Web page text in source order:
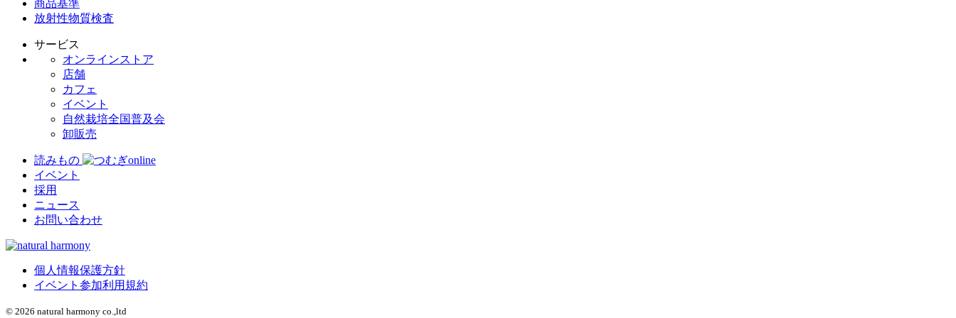
商品基準
放射性物質検査
サービス
オンラインストア
店舗
カフェ
イベント
自然栽培全国普及会
卸販売
読みもの
イベント
採用
ニュース
お問い合わせ
個人情報保護方針
イベント参加利用規約
© 2026 natural harmony co.,ltd